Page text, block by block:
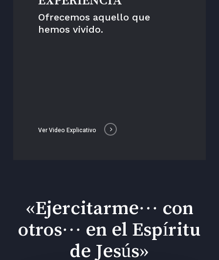
Ofrecemos aquello que
hemos vivido.
Ver Video Explicativo
«Ejercitarme… con
otros… en el Espíritu
de Jesús»